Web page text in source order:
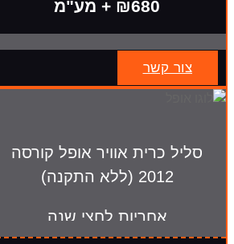
₪680 + מע"מ
צור קשר
סליל כרית אוויר אופל קורסה
2012 (ללא התקנה)
אחריות לחצי שנה